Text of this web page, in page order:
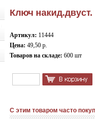
Ключ накид.двуст.
Артикул: 11444
Цена: 49,50 р.
Товаров на складе: 600 шт
С этим товаром часто